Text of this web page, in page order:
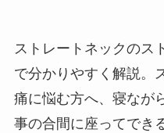
ストレートネックのス
で分かりやすく解説。
痛に悩む方へ、寝なが
事の合間に座ってでき